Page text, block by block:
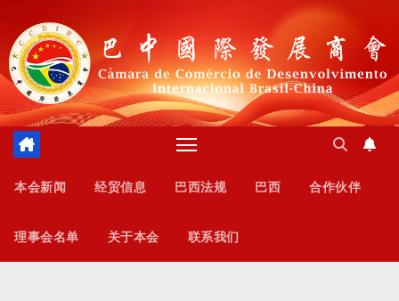
内
本会新闻 经贸信息 巴西法规 巴西 合作伙伴
理事会名单 关于本会 联系我们